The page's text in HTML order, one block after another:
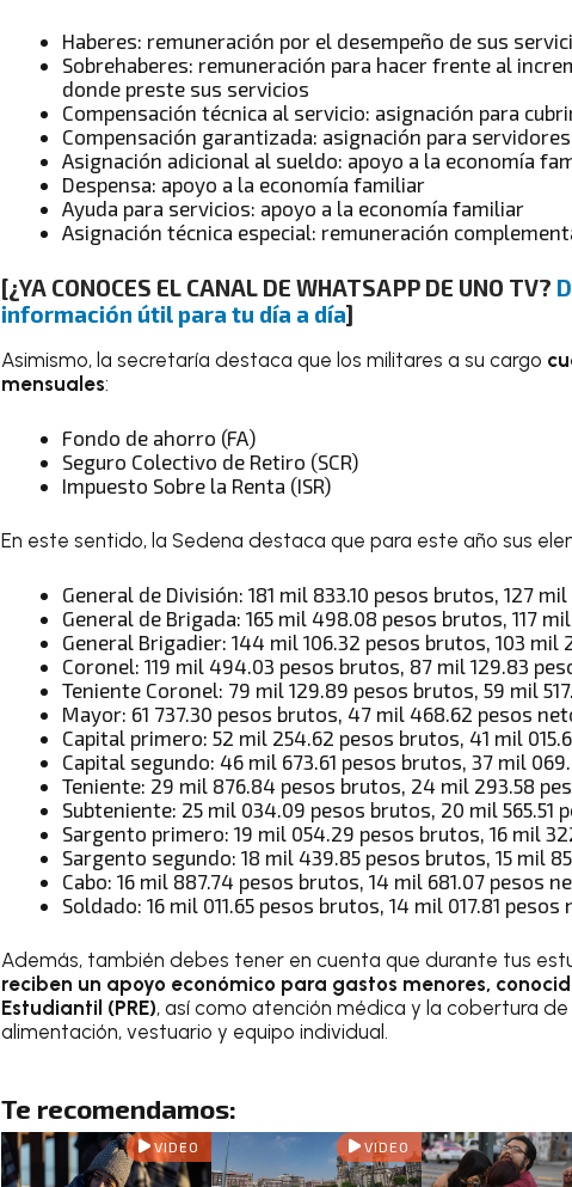
Haberes: remuneración por el desempeño de sus
Sobrehaberes: remuneración para hacer frente al
donde preste sus servicios
Compensación técnica al servicio: asignación para
Compensación garantizada: asignación para
Asignación adicional al sueldo: apoyo a la economía
Despensa: apoyo a la economía familiar
Ayuda para servicios: apoyo a la economía familiar
Asignación técnica especial: remuneración
[¿YA CONOCES EL CANAL DE WHATSAPP DE UNO TV?
información útil para tu día a día]
Asimismo, la secretaría destaca que los militares a su cargo
mensuales:
Fondo de ahorro (FA)
Seguro Colectivo de Retiro (SCR)
Impuesto Sobre la Renta (ISR)
En este sentido, la Sedena destaca que para este año sus
General de División: 181 mil 833.10 pesos brutos, 127
General de Brigada: 165 mil 498.08 pesos brutos, 117
General Brigadier: 144 mil 106.32 pesos brutos, 103 mil
Coronel: 119 mil 494.03 pesos brutos, 87 mil 129.83
Teniente Coronel: 79 mil 129.89 pesos brutos, 59 mil
Mayor: 61 737.30 pesos brutos, 47 mil 468.62 pesos
Capital primero: 52 mil 254.62 pesos brutos, 41 mil
Capital segundo: 46 mil 673.61 pesos brutos, 37 mil
Teniente: 29 mil 876.84 pesos brutos, 24 mil 293.58
Subteniente: 25 mil 034.09 pesos brutos, 20 mil 565.51
Sargento primero: 19 mil 054.29 pesos brutos, 16 mil
Sargento segundo: 18 mil 439.85 pesos brutos, 15 mil
Cabo: 16 mil 887.74 pesos brutos, 14 mil 681.07 pesos
Soldado: 16 mil 011.65 pesos brutos, 14 mil 017.81 pesos
Además, también debes tener en cuenta que durante tus
reciben un apoyo económico para gastos menores,
Estudiantil (PRE), así como atención médica y la cobertura
alimentación, vestuario y equipo individual.
Te recomendamos:
VIDEO VIDEO